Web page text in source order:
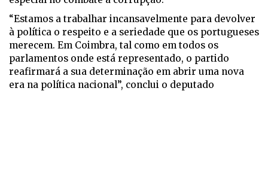
“Estamos a trabalhar incansavelmente para devolver
à política o respeito e a seriedade que os portugueses
merecem. Em Coimbra, tal como em todos os
parlamentos onde está representado, o partido
reafirmará a sua determinação em abrir uma nova
era na política nacional”, conclui o deputado